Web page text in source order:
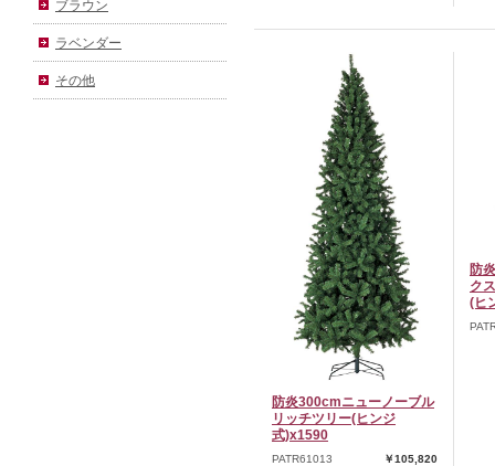
ブラウン
ラベンダー
その他
防炎300cmニューノーブル
リッチツリー(ヒンジ
式)x1590
PATR61013 ￥105,820
防
ク
(ヒ